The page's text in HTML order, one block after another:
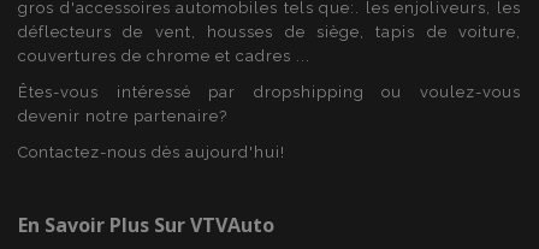
gros d'accessoires automobiles tels que:. les enjoliveurs, les
déflecteurs de vent, housses de siège, tapis de voiture,
couvertures de chrome et cadres ...
Êtes-vous intéressé par dropshipping ou voulez-vous
devenir notre partenaire?
Contactez-nous dès aujourd'hui!
En Savoir Plus Sur VTVAuto
Strictement nécessaires
Les cookies strictement nécessaires habilitent des